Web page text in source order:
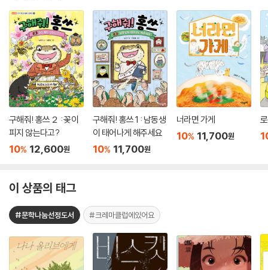
구해줘! 홍쓰２ : 꽃이
피지 않는다고?
10% 12,600원
구해줘! 홍쓰 1 : 남동생
이 태어나게 해주세요
10% 11,700원
너라면 가게
10% 11,700원
이 상품의 태그
#문학나눔선정도서 #크레마클럽에있어요